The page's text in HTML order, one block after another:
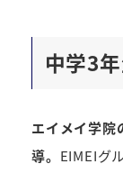
中学3年
エイメイ学
導。 EIMEIグ